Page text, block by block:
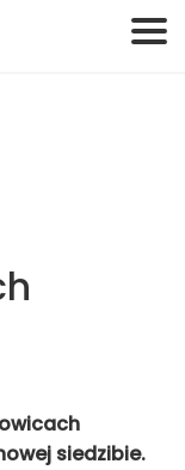
siedzibie.